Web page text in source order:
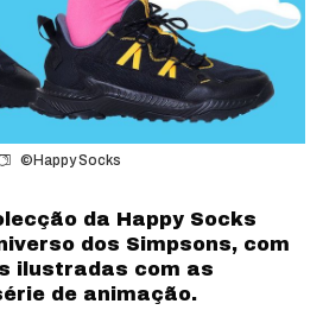
©Happy Socks
da Happy Socks
dos Simpsons, com
ilustradas com as
de animação.